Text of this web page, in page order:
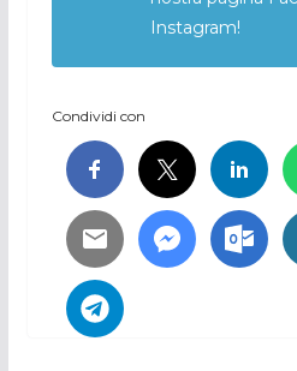
Instagram!
Condividi con